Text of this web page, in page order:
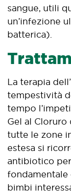
sangue, utili
un’infezione
batterica).
La terapia
tempestività
tempo
Gel al Cloruro
tutte le zone
estesa si
antibiotico
fondamentale
bimbi